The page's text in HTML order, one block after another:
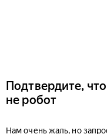
Подтвердите,
не робот
Нам очень жаль, но